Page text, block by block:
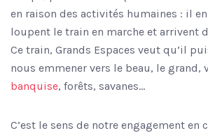
en raison des activités humaines : il
loupent le train en marche et arrivent
Ce train, Grands Espaces veut qu’il
nous emmener vers le beau, le grand,
banquise, forêts, savanes…
C’est le sens de notre engagement en